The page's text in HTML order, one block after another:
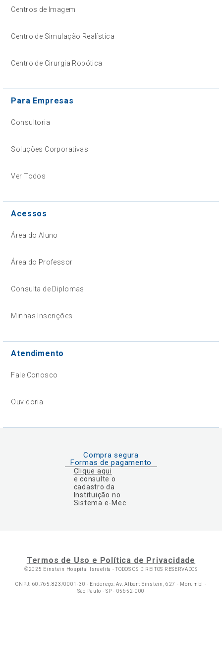
Centros de Imagem
Centro de Simulação Realística
Centro de Cirurgia Robótica
Para Empresas
Consultoria
Soluções Corporativas
Ver Todos
Acessos
Área do Aluno
Área do Professor
Consulta de Diplomas
Minhas Inscrições
Atendimento
Fale Conosco
Ouvidoria
Compra segura
Formas de pagamento
Clique aqui
e consulte o
cadastro da
Instituição no
Sistema e-Mec
Termos de Uso e Política de Privacidade
©2025 Einstein Hospital Israelita -TODOS OS DIREITOS RESERVADOS
CNPJ: 60.765.823/0001-30 - Endereço: Av. Albert Einstein, 627 - Morumbi -
São Paulo - SP - 05652-000